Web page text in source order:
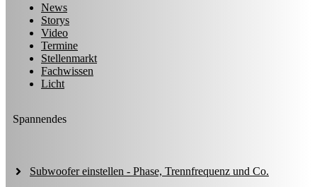
News
Storys
Video
Termine
Stellenmarkt
Fachwissen
Licht
Spannendes
Subwoofer einstellen - Phase, Trennfrequenz und Co.